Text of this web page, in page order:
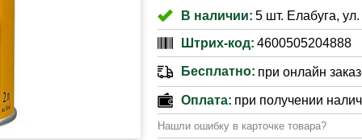
В наличии: 5 шт. Елабуга,
Штрих-код: 4600505204888
Бесплатно: при онлайн
Оплата: при получении
Нашли ошибку в карточке товара?